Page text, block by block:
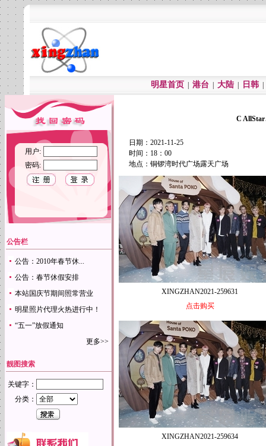
明星首页 港台 大陆 日韩
用户:
密码:
公告栏
公告：2010年春节休...
公告：春节休假安排
本站国庆节期间照常营业
明星照片代理火热进行中！
“五一”放假通知
更多>>
靓图搜索
关键字：
分类：
C
日期：2021-11-25
时间：18：00
地点：铜锣湾时代广场露天广场
XINGZHAN2021-259631
点击购买
XINGZHAN2021-259634